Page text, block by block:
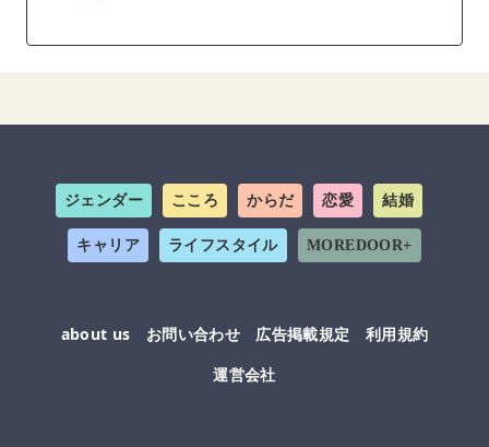
ジェンダー こころ からだ 恋愛 結婚
キャリア ライフスタイル MOREDOOR+
about us お問い合わせ 広告掲載規定
利用規約
運営会社